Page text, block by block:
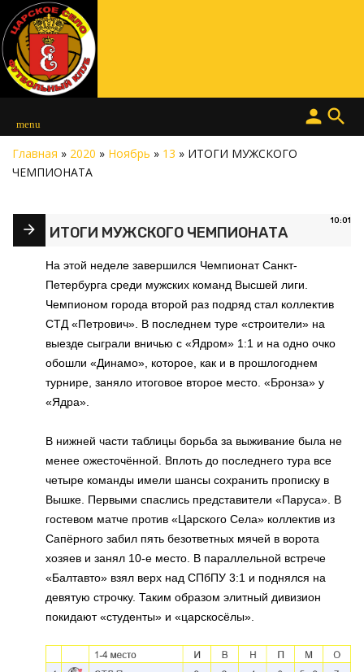
menu search
person
Главная » 2020 » Ноябрь » 13 » ИТОГИ МУЖСКОГО
ЧЕМПИОНАТА
10:01
ИТОГИ МУЖСКОГО ЧЕМПИОНАТА
На этой неделе завершился Чемпионат Санкт-
Петербурга среди мужских команд Высшей лиги.
Чемпионом города второй раз подряд стал коллектив
СТД «Петрович». В последнем туре «строители» на
выезде сыграли вничью с «Ядром» 1:1 и на одно очко
обошли «Динамо», которое, как и в прошлогоднем
турнире, заняло итоговое второе место. «Бронза» у
«Ядра».
В нижней части таблицы борьба за выживание была не
менее ожесточённой. Вплоть до последнего тура все
четыре команды имели шансы сохранить прописку в
Вышке. Первыми спаслись представители «Паруса». В
гостевом матче против «Царского Села» коллектив из
Сапёрного забил пять безответных мячей в ворота
хозяев и занял 10-е место. В параллельной встрече
«Балтавто» взял верх над СПбПУ 3:1 и поднялся на
девятую строчку. Таким образом элитный дивизион
покидают «студенты» и «царскосёлы».